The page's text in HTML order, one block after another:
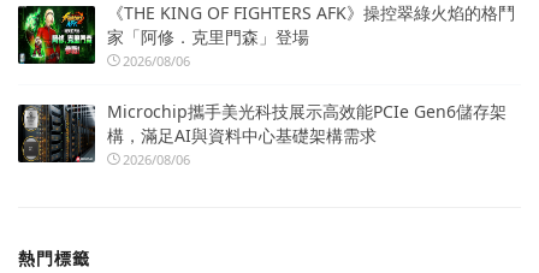
《THE KING OF FIGHTERS AFK》操控翠綠火焰的格鬥
家「阿修．克里門森」登場
2026/08/06
Microchip攜手美光科技展示高效能PCIe Gen6儲存架
構，滿足AI與資料中心基礎架構需求
2026/08/06
熱門標籤